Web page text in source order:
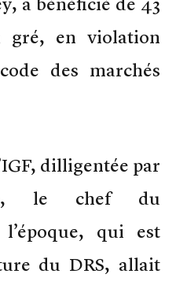
gré, en violation
des marchés
dilligentée par
le chef du
qui est
du DRS, allait